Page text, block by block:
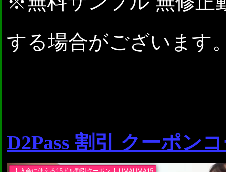
する場合がございます
D2Pass 割引 クーポン